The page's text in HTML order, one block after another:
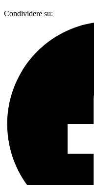
Condividere su: